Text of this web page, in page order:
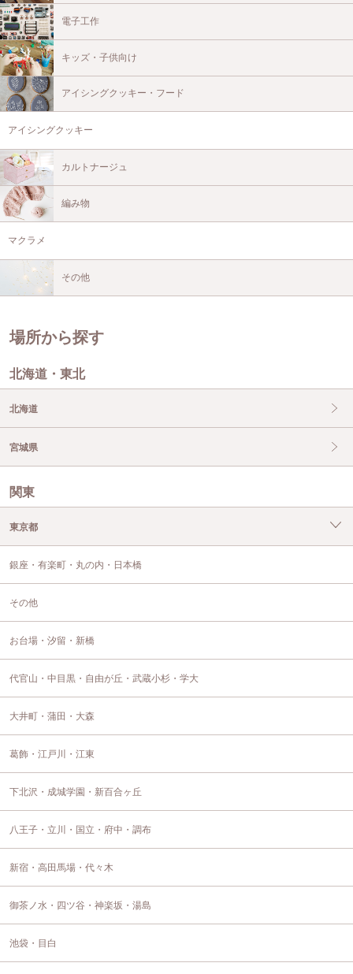
電子工作
キッズ・子供向け
アイシングクッキー・フード
アイシングクッキー
カルトナージュ
編み物
マクラメ
その他
場所から探す
北海道・東北
北海道
宮城県
関東
東京都
銀座・有楽町・丸の内・日本橋
その他
お台場・汐留・新橋
代官山・中目黒・自由が丘・武蔵小杉・学大
大井町・蒲田・大森
葛飾・江戸川・江東
下北沢・成城学園・新百合ヶ丘
八王子・立川・国立・府中・調布
新宿・高田馬場・代々木
御茶ノ水・四ツ谷・神楽坂・湯島
池袋・目白